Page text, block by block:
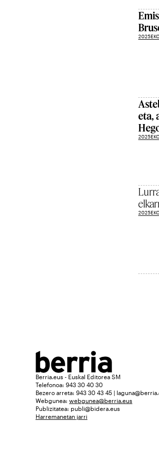
eta,
Berria.eus - Euskal Editorea SM
Telefonoa: 943 30 40 30
Bezero arreta: 943 30 43 45 |
Webgunea: webgunea@berria.eus
Publizitatea: publi@bidera.eus
Harremanetan jarri